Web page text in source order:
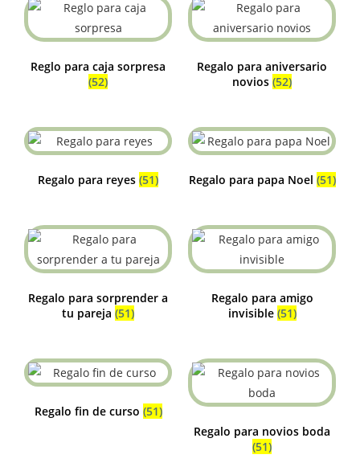
Reglo para caja sorpresa
(52)
Regalo para aniversario
novios (52)
Regalo para reyes (51) Regalo para papa Noel (51)
Regalo para sorprender a
tu pareja (51)
Regalo para amigo
invisible (51)
Regalo fin de curso (51)
Regalo para novios boda
(51)